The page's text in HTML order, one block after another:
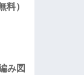
）
み図